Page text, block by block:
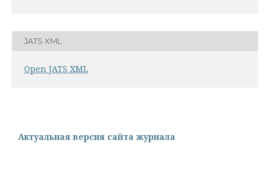
JATS XML
Open JATS XML
Актуальная версия сайта журнала